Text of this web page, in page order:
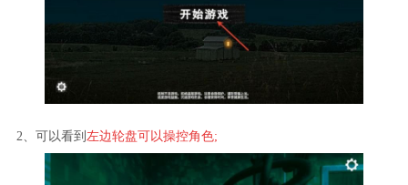
2、可以看到 左边轮盘可以操控角色;